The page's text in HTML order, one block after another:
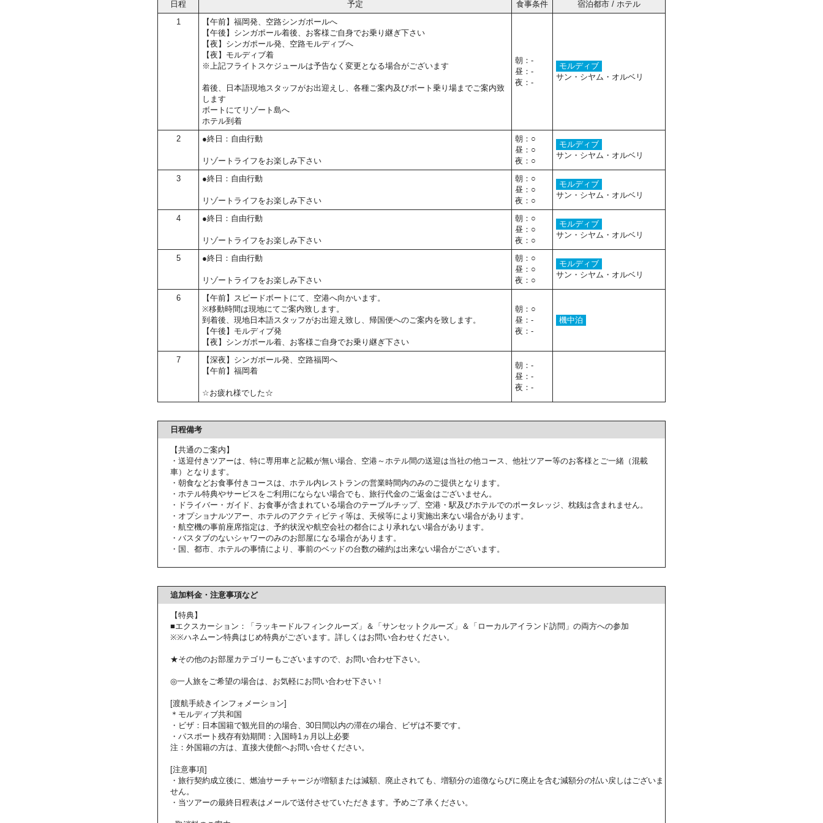
日程 予定 食事条件
宿泊都市 / ホテル
1
【午前】福岡発、空路シンガポールへ
【午後】シンガポール着後、お客様ご自身でお乗り継ぎ下さい
【夜】シンガポール発、空路モルディブへ
【夜】モルディブ着
※上記フライトスケジュールは予告なく変更となる場合がございます
着後、日本語現地スタッフがお出迎えし、各種ご案内及びボート乗り場までご案内致
します
ボートにてリゾート島へ
ホテル到着
朝：-
昼：-
夜：-
モルディブ
サン・シヤム・オルベリ
2 ●終日：自由行動
リゾートライフをお楽しみ下さい
朝：○
昼：○
夜：○
モルディブ
サン・シヤム・オルベリ
3 ●終日：自由行動
リゾートライフをお楽しみ下さい
朝：○
昼：○
夜：○
モルディブ
サン・シヤム・オルベリ
4 ●終日：自由行動
リゾートライフをお楽しみ下さい
朝：○
昼：○
夜：○
モルディブ
サン・シヤム・オルベリ
5 ●終日：自由行動
リゾートライフをお楽しみ下さい
朝：○
昼：○
夜：○
モルディブ
サン・シヤム・オルベリ
6
【午前】スピードボートにて、空港へ向かいます。
※移動時間は現地にてご案内致します。
到着後、現地日本語スタッフがお出迎え致し、帰国便へのご案内を致します。
【午後】モルディブ発
【夜】シンガポール着、お客様ご自身でお乗り継ぎ下さい
朝：○
昼：-
夜：-
機中泊
7
【深夜】シンガポール発、空路福岡へ
【午前】福岡着
☆お疲れ様でした☆
朝：-
昼：-
夜：-
日程備考
【共通のご案内】
・送迎付きツアーは、特に専用車と記載が無い場合、空港～ホテル間の送迎は当社の他コース、他社ツアー等のお客様とご一緒（混載
車）となります。
・朝食などお食事付きコースは、ホテル内レストランの営業時間内のみのご提供となります。
・ホテル特典やサービスをご利用にならない場合でも、旅行代金のご返金はございません。
・ドライバー・ガイド、お食事が含まれている場合のテーブルチップ、空港・駅及びホテルでのポータレッジ、枕銭は含まれません。
・オプショナルツアー、ホテルのアクティビティ等は、天候等により実施出来ない場合があります。
・航空機の事前座席指定は、予約状況や航空会社の都合により承れない場合があります。
・バスタブのないシャワーのみのお部屋になる場合があります。
・国、都市、ホテルの事情により、事前のベッドの台数の確約は出来ない場合がございます。
追加料金・注意事項など
【特典】
■エクスカーション：「ラッキードルフィンクルーズ」＆「サンセットクルーズ」＆「ローカルアイランド訪問」の両方への参加
※※ハネムーン特典はじめ特典がございます。詳しくはお問い合わせください。
★その他のお部屋カテゴリーもございますので、お問い合わせ下さい。
◎一人旅をご希望の場合は、お気軽にお問い合わせ下さい！
[渡航手続きインフォメーション]
＊モルディブ共和国
・ビザ：日本国籍で観光目的の場合、30日間以内の滞在の場合、ビザは不要です。
・パスポート残存有効期間：入国時1ヵ月以上必要
注：外国籍の方は、直接大使館へお問い合せください。
[注意事項]
・旅行契約成立後に、燃油サーチャージが増額または減額、廃止されても、増額分の追徴ならびに廃止を含む減額分の払い戻しはございま
せん。
・当ツアーの最終日程表はメールで送付させていただきます。予めご了承ください。